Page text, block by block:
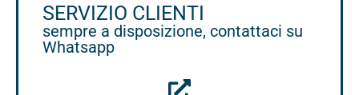
SERVIZIO CLIENTI
sempre a disposizione, contattaci su
Whatsapp